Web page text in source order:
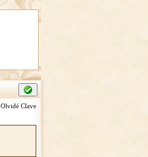
Olvidé Clave